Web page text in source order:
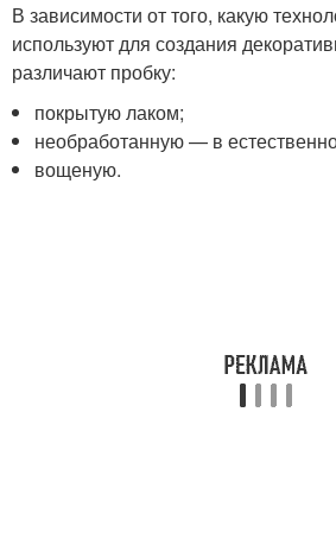
В зависимости от того, какую
используют для создания
различают пробку:
покрытую лаком;
необработанную — в
вощеную.